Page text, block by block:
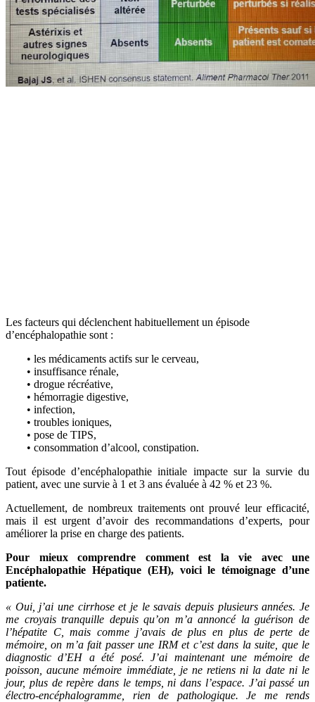
Les facteurs qui déclenchent habituellement un épisode
d’encéphalopathie sont :
• les médicaments actifs sur le cerveau,
• insuffisance rénale,
• drogue récréative,
• hémorragie digestive,
• infection,
• troubles ioniques,
• pose de TIPS,
• consommation d’alcool, constipation.
Tout épisode d’encéphalopathie initiale impacte sur la survie du
patient, avec une survie à 1 et 3 ans évaluée à 42 % et 23 %.
Actuellement, de nombreux traitements ont prouvé leur efficacité,
mais il est urgent d’avoir des recommandations d’experts, pour
améliorer la prise en charge des patients.
Pour mieux comprendre comment est la vie avec une
Encéphalopathie Hépatique (EH), voici le témoignage d’une
patiente.
« Oui, j’ai une cirrhose et je le savais depuis plusieurs années. Je
me croyais tranquille depuis qu’on m’a annoncé la guérison de
l’hépatite C, mais comme j’avais de plus en plus de perte de
mémoire, on m’a fait passer une IRM et c’est dans la suite, que le
diagnostic d’EH a été posé. J’ai maintenant une mémoire de
poisson, aucune mémoire immédiate, je ne retiens ni la date ni le
jour, plus de repère dans le temps, ni dans l’espace. J’ai passé un
électro-encéphalogramme, rien de pathologique. Je me rends